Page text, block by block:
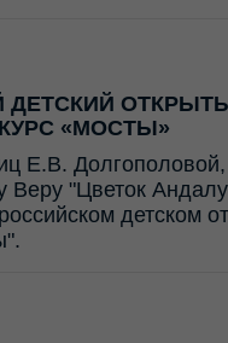
ДЕТСКИЙ
«МОСТЫ»
Е.В.
Веру "Цветок
детском